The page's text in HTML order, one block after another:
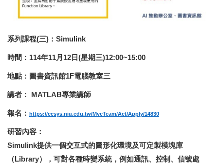
系列課程(三)：Simulink
時間：114年11月12日(星期三)12:00~15:00
地點：圖書資訊館1F電腦教室三
講者： MATLAB專業講師
報名： https://ccsys.niu.edu.tw/MvcTeam/Act/Apply/14830
研習內容：
Simulink提供一個交互式的圖形化環境及可定製模塊庫
（Library），可對各種時變系統，例如通訊、控制、信號處